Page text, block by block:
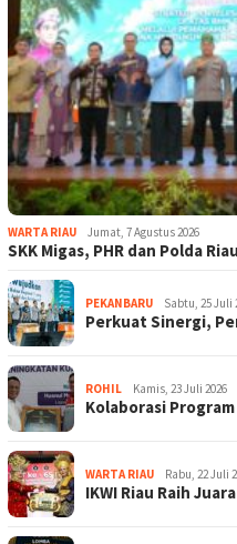
WARTA RIAU Jumat, 7 Agustus 2026
SKK Migas, PHR dan Polda
PEKANBARU Sabtu, 25 Juli
Perkuat Sinergi,
ROHIL Kamis, 23 Juli 2026
Kolaborasi
WARTA RIAU Rabu, 22 Juli
IKWI Riau Raih